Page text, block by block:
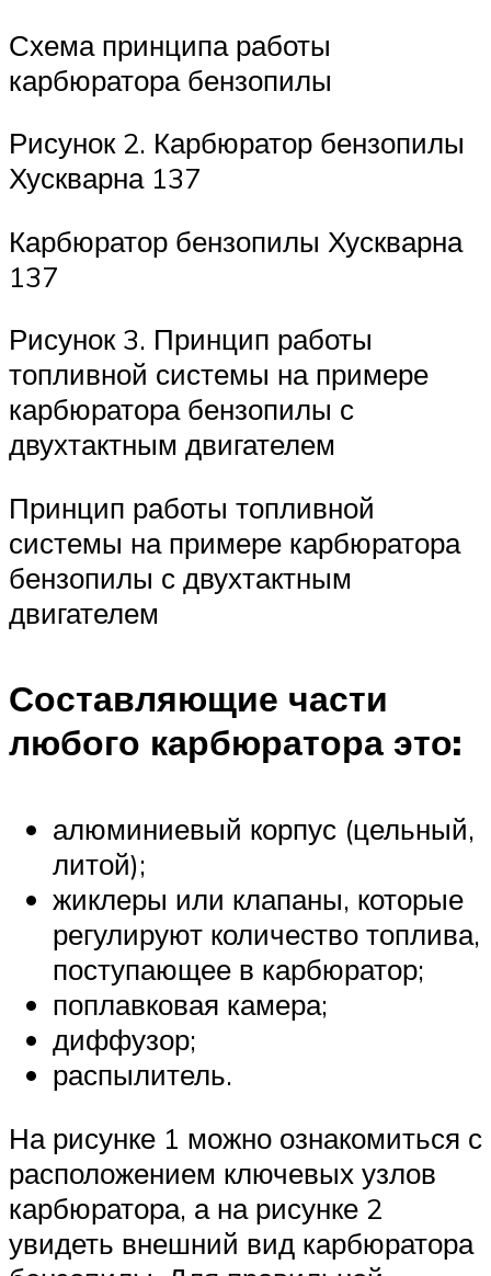
Схема принципа работы
карбюратора бензопилы
Рисунок 2. Карбюратор бензопилы
Хускварна 137
Карбюратор бензопилы Хускварна
137
Рисунок 3. Принцип работы
топливной системы на примере
карбюратора бензопилы с
двухтактным двигателем
Принцип работы топливной
системы на примере карбюратора
бензопилы с двухтактным
двигателем
Составляющие части
любого карбюратора это:
алюминиевый корпус (цельный,
литой);
жиклеры или клапаны, которые
регулируют количество топлива,
поступающее в карбюратор;
поплавковая камера;
диффузор;
распылитель.
На рисунке 1 можно ознакомиться с
расположением ключевых узлов
карбюратора, а на рисунке 2
увидеть внешний вид карбюратора